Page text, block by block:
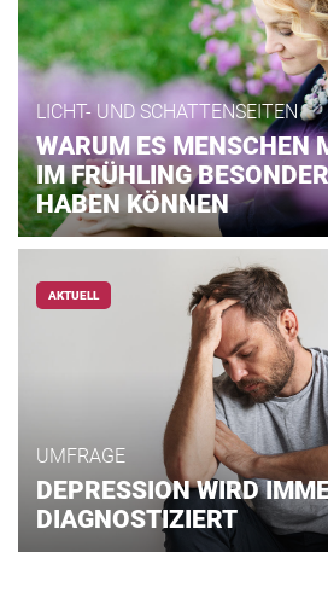
LICHT- UND SCHATTENSEITEN
WARUM ES MENSCHEN
IM FRÜHLING
HABEN KÖNNEN
AKTUELL
UMFRAGE
DEPRESSION WIRD
DIAGNOSTIZIERT